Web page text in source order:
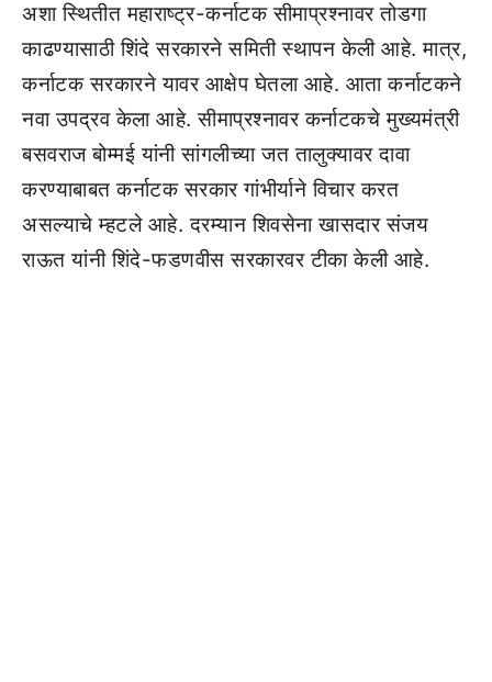
अशा स्थितीत महाराष्ट्र-कर्नाटक सीमाप्रश्नावर तोडगा
काढण्यासाठी शिंदे सरकारने समिती स्थापन केली आहे. मात्र,
कर्नाटक सरकारने यावर आक्षेप घेतला आहे. आता कर्नाटकने
नवा उपद्रव केला आहे. सीमाप्रश्नावर कर्नाटकचे मुख्यमंत्री
बसवराज बोम्मई यांनी सांगलीच्या जत तालुक्यावर दावा
करण्याबाबत कर्नाटक सरकार गांभीर्याने विचार करत
असल्याचे म्हटले आहे. दरम्यान शिवसेना खासदार संजय
राऊत यांनी शिंदे-फडणवीस सरकारवर टीका केली आहे.